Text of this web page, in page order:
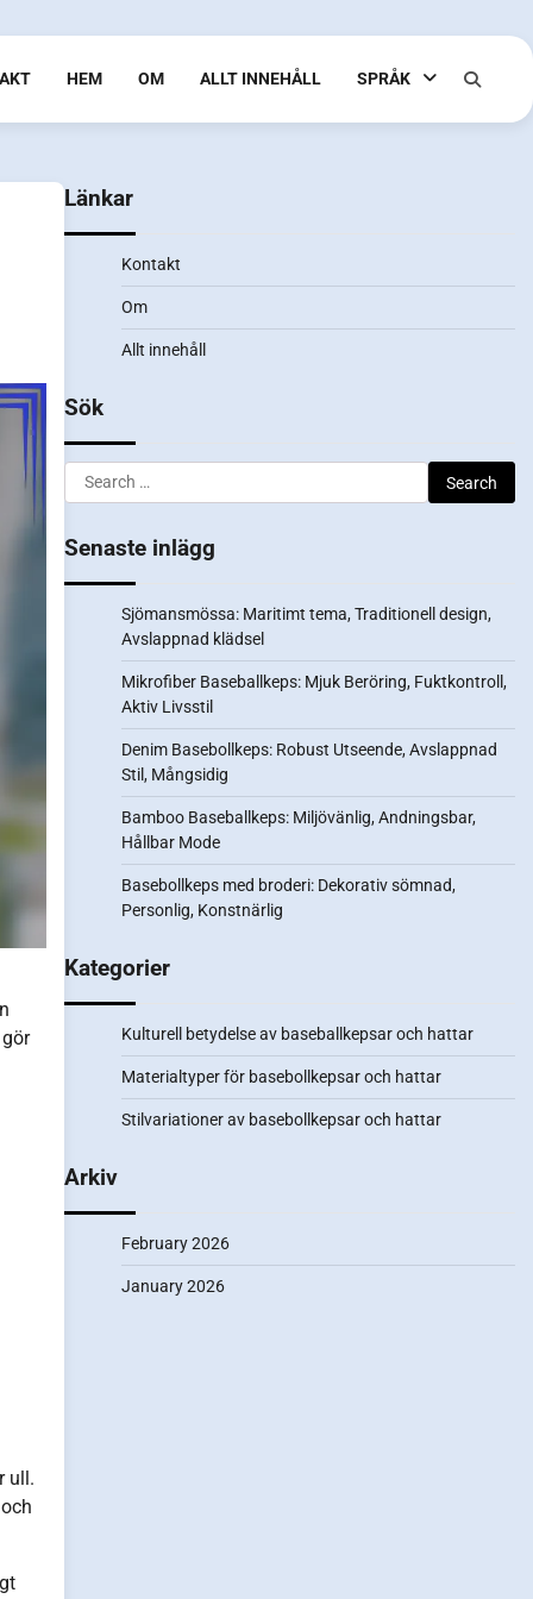
HEM OM ALLT INNEHÅLL SPRÅK
ull.
Länkar
Kontakt
Om
Allt innehåll
Sök
Search
for:
Senaste inlägg
Sjömansmössa: Maritimt tema, Traditionell design,
Avslappnad klädsel
Mikrofiber Baseballkeps: Mjuk Beröring, Fuktkontroll,
Aktiv Livsstil
Denim Basebollkeps: Robust Utseende, Avslappnad
Stil, Mångsidig
Bamboo Baseballkeps: Miljövänlig, Andningsbar,
Hållbar Mode
Basebollkeps med broderi: Dekorativ sömnad,
Personlig, Konstnärlig
Kategorier
Kulturell betydelse av baseballkepsar och hattar
Materialtyper för basebollkepsar och hattar
Stilvariationer av basebollkepsar och hattar
Arkiv
February 2026
January 2026